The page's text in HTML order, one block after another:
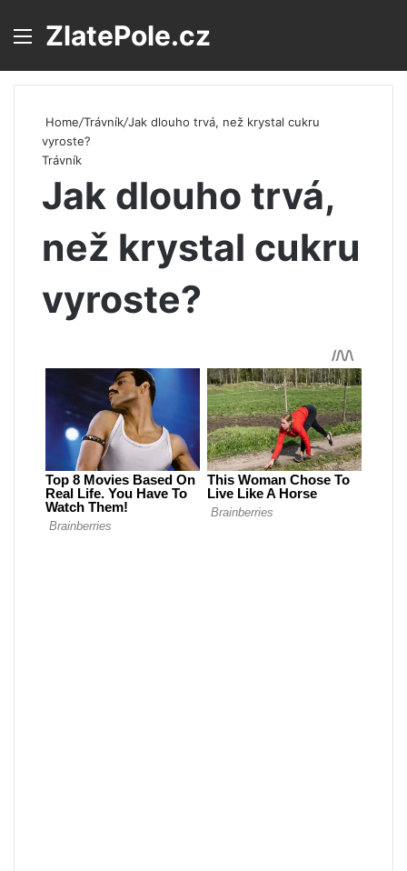
Menu
ZlatePole.cz
Home/Trávník/Jak dlouho trvá, než krystal cukru
vyroste?
Trávník
Jak dlouho trvá,
než krystal cukru
vyroste?